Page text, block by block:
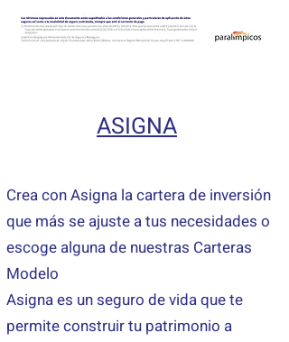
ASIGNA
Crea con Asigna la cartera de inversión
que más se ajuste a tus necesidades o
escoge alguna de nuestras Carteras
Modelo
Asigna es un seguro de vida que te
permite construir tu patrimonio a